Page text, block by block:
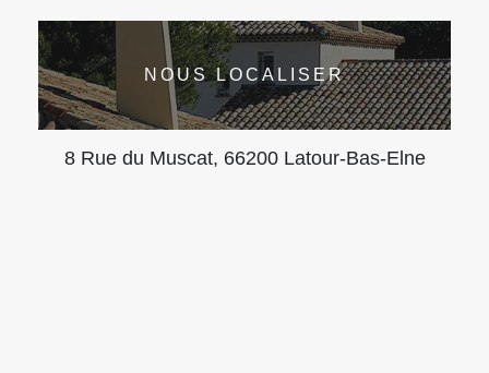
NOUS LOCALISER
8 Rue du Muscat, 66200 Latour-Bas-Elne